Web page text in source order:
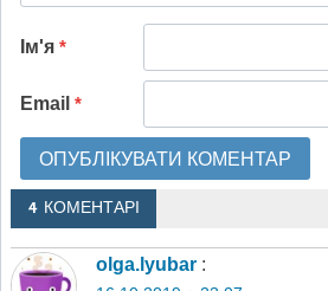
Ім'я *
Email *
4 КОМЕНТАРІ
olga.lyubar :